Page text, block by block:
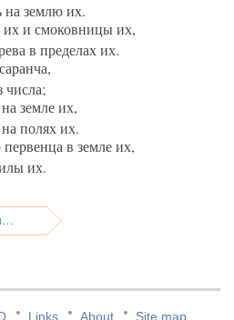
на землю их.
и смоковницы их,
в пределах их.
числа;
земле их,
полях их.
в земле их,
их.
Псалтирь, Псалом 104
Links About Site map